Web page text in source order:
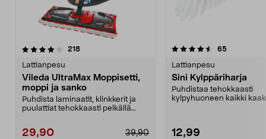
218arvostelut
Lattianpesu
Vileda UltraMax Moppisetti,
moppi ja sanko
Puhdista laminaatit, klinkkerit ja
puulattiat tehokkaasti pelkällä
29,90 39,90
4.5 viidestä
65arvostelut
Lattianpesu
Sini Kylppäriharja
Puhdistaa tehokkaasti
kylpyhuoneen kaikki
12,99
5.0 viidestä